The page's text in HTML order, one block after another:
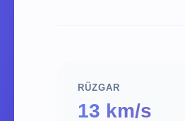
RÜZGAR
13 km/s